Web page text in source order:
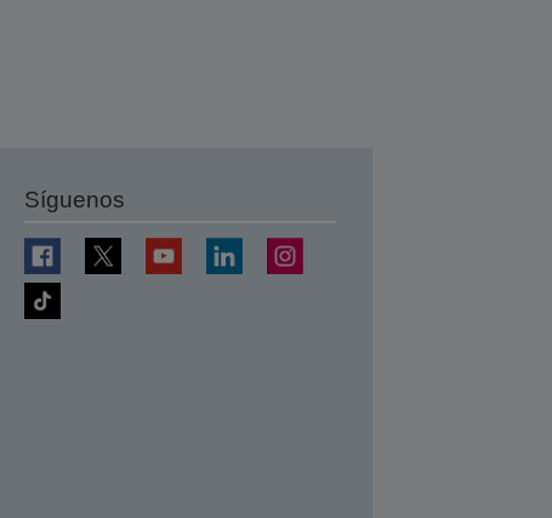
Síguenos